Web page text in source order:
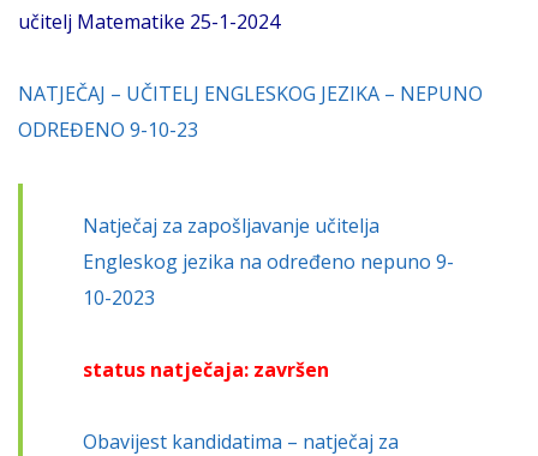
učitelj Matematike 25-1-2024
NATJEČAJ – UČITELJ ENGLESKOG JEZIKA – NEPUNO
ODREĐENO 9-10-23
Natječaj za zapošljavanje učitelja
Engleskog jezika na određeno nepuno 9-
10-2023
status natječaja: završen
Obavijest kandidatima – natječaj za